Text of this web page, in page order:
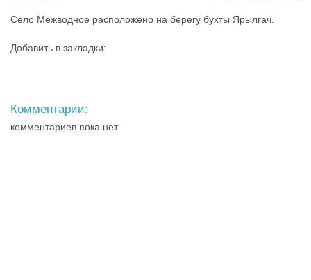
Село Межводное расположено на берегу бухты Ярылгач.
Добавить в закладки:
Комментарии:
комментариев пока нет